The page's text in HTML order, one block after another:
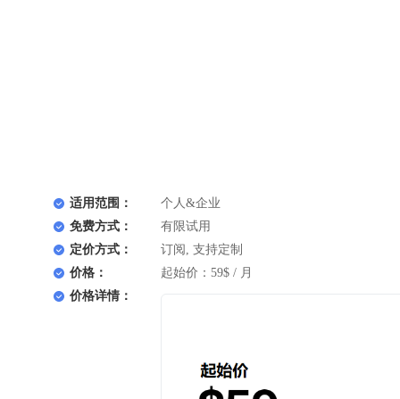
适用范围：
个人&企业
免费方式：
有限试用
定价方式：
订阅, 支持定制
价格：
起始价：59$ / 月
价格详情：